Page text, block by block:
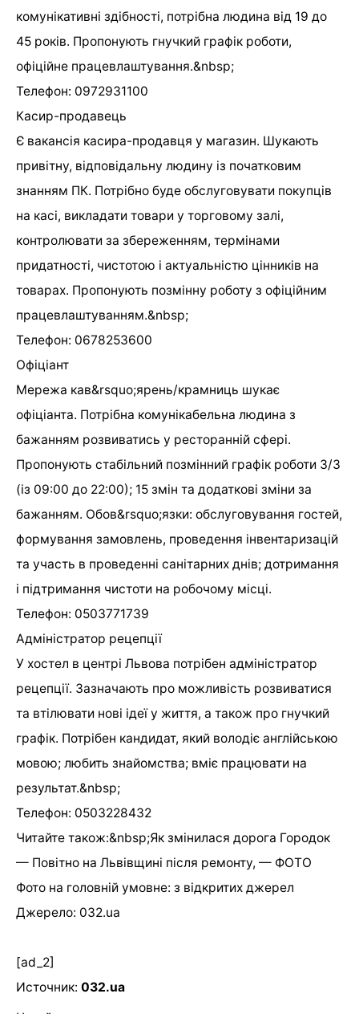
комунікативні здібності, потрібна людина від 19 до
45 років. Пропонують гнучкий графік роботи,
офіційне працевлаштування.&nbsp;
Телефон: 0972931100
Касир-продавець
Є вакансія касира-продавця у магазин. Шукають
привітну, відповідальну людину із початковим
знанням ПК. Потрібно буде обслуговувати покупців
на касі, викладати товари у торговому залі,
контролювати за збереженням, термінами
придатності, чистотою і актуальністю цінників на
товарах. Пропонують позмінну роботу з офіційним
працевлаштуванням.&nbsp;
Телефон: 0678253600
Офіціант
Мережа кав&rsquo;ярень/крамниць шукає
офіціанта. Потрібна комунікабельна людина з
бажанням розвиватись у ресторанній сфері.
Пропонують стабільний позмінний графік роботи 3/3
(із 09:00 до 22:00); 15 змін та додаткові зміни за
бажанням. Обов&rsquo;язки: обслуговування гостей,
формування замовлень, проведення інвентаризацій
та участь в проведенні санітарних днів; дотримання
і підтримання чистоти на робочому місці.
Телефон: 0503771739
Адміністратор рецепції
У хостел в центрі Львова потрібен адміністратор
рецепції. Зазначають про можливість розвиватися
та втілювати нові ідеї у життя, а також про гнучкий
графік. Потрібен кандидат, який володіє англійською
мовою; любить знайомства; вміє працювати на
результат.&nbsp;
Телефон: 0503228432
Читайте також:&nbsp;Як змінилася дорога Городок
— Повітно на Львівщині після ремонту, — ФОТО
Фото на головній умовне: з відкритих джерел
Джерело: 032.ua
[ad_2]
Источник: 032.ua